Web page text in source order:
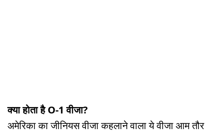
क्या होता है O-1 वीजा?
अमेरिका का जीनियस वीजा कहलाने वाला ये वीजा आम तौर